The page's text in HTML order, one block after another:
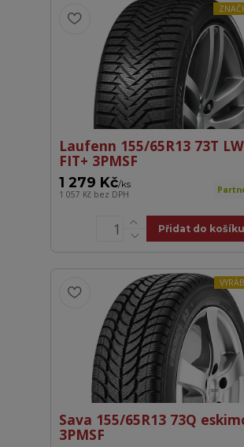
Laufenn 155/65R13 73T
FIT+ 3PMSF
1 279 Kč/ks
1 057 Kč bez DPH
Přidat do košíku
Sava 155/65R13 73Q
3PMSF